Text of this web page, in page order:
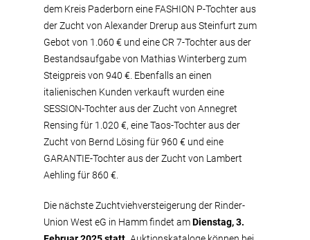
dem Kreis Paderborn eine FASHION P-Tochter aus
der Zucht von Alexander Drerup aus Steinfurt zum
Gebot von 1.060 € und eine CR 7-Tochter aus der
Bestandsaufgabe von Mathias Winterberg zum
Steigpreis von 940 €. Ebenfalls an einen
italienischen Kunden verkauft wurden eine
SESSION-Tochter aus der Zucht von Annegret
Rensing für 1.020 €, eine Taos-Tochter aus der
Zucht von Bernd Lösing für 960 € und eine
GARANTIE-Tochter aus der Zucht von Lambert
Aehling für 860 €.
Die nächste Zuchtviehversteigerung der Rinder-
Union West eG in Hamm findet amDienstag, 3.